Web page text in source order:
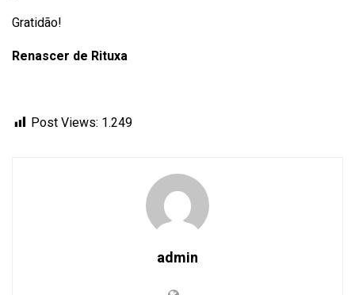
Gratidão!
Renascer de Rituxa
Post Views: 1.249
admin